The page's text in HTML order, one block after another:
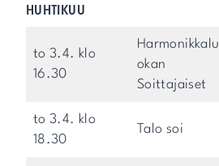
HUHTIKUU
to 3.4. klo
16.30
Harmonikkalu
okan
Soittajaiset
to 3.4. klo
18.30
Talo soi